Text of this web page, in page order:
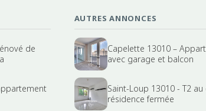
de
AUTRES ANNONCES
Capelette 13010 –
avec garage et balcon
Saint-Loup 13010 - T2
résidence fermée